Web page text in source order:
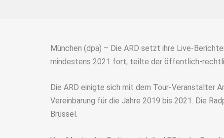
München (dpa) – Die ARD setzt ihre Live-
mindestens 2021 fort, teilte der öffentlich-
Die ARD einigte sich mit dem Tour-Veranstalter
Vereinbarung für die Jahre 2019 bis 2021. Die
Brüssel.